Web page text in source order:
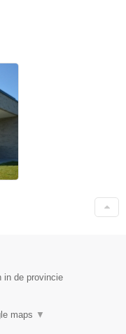
in de provincie
maps ▼